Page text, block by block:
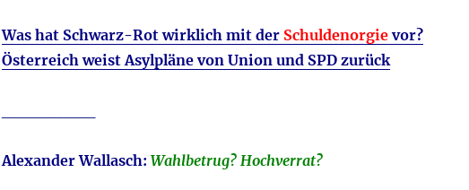
Was hat Schwarz-Rot wirklich mit der Schuldenorgievor?
Österreich weist Asylpläne von Union und SPD zurück
Alexander Wallasch: Wahlbetrug? Hochverrat?